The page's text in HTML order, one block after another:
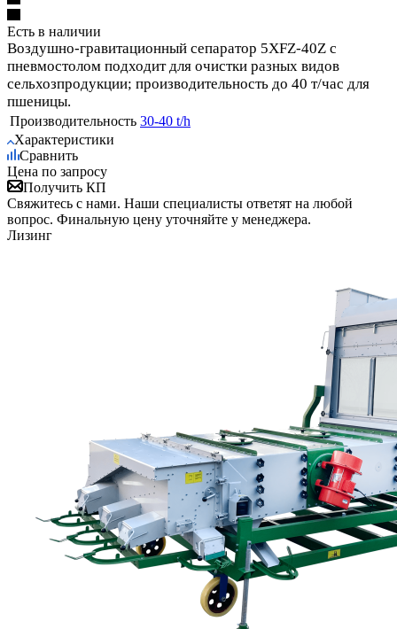
Есть в наличии
Воздушно-гравитационный сепаратор 5XFZ-40Z с
пневмостолом подходит для очистки разных видов
сельхозпродукции; производительность до 40 т/час для
пшеницы.
Производительность 30-40 t/h
Характеристики
Сравнить
Цена по запросу
Получить КП
Свяжитесь с нами. Наши специалисты ответят на любой
вопрос. Финальную цену уточняйте у менеджера.
Лизинг